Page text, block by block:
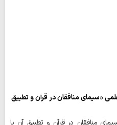
«سیمای منافقان در قرآن و تطبیق
منافقان در قرآن و تطبیق آن با